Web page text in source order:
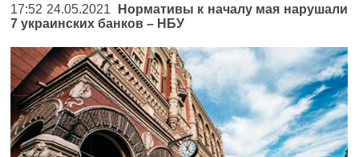
17:52 24.05.2021
Нормативы к началу мая нарушали
7 украинских банков – НБУ